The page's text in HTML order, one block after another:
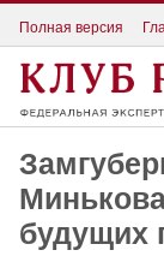
Полная версия
будущих